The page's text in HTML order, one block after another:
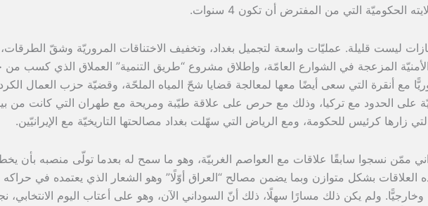
الحكوميّة التي من المفترض أن تكون 4 سنوات.
ليست قليلة. عمليّات واسعة لتجميل بغداد، وتخفيف الاختناقات المروريّة وشقّ الطرقات،
المزعجة في الشوارع العامّة، وإطلاق مشروع “طريق التنمية” العملاق الذي كسب من
مع أنقرة التي سعى أيضًا معها لمعالجة قضايا شحّ المياه الملحّة، وقضيّة حزب العمال
على الحدود مع تركيا، وذلك مع حرص على علاقة طيّبة ومريحة مع طهران التي كانت من
زارها كرئيس للحكومة، ومع الرياض التي سهّلت بغداد مصالحتها التاريخيّة مع الإيرانيّين.
ممّن نسجوا سابقًا علاقات مع العواصم الغربيّة، وهو ما سمح له بعدما تولّى منصبه بأن
العلاقات بشكل متوازن وبما يضمن مصالح “العراق أوّلًا” وهو الشعار الذي يعتمده في حراكه
وخارجيًّا. ولم يكن ذلك مسارًا سهلًا، ذلك أنّ السوداني الآن، وهو على أعتاب اليوم الانتخابي،